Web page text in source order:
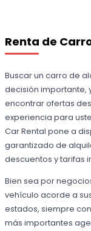
Renta de
Buscar un carro de
decisión importante,
encontrar ofertas
experiencia para
Car Rental pone a
garantizado de
descuentos y tarifas
Bien sea por
vehículo acorde a
estados, siempre
más importantes